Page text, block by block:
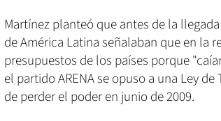
Martínez planteó que antes de la
de América Latina señalaban que en la
presupuestos de los países porque
el partido ARENA se opuso a una Ley
de perder el poder en junio de 2009.